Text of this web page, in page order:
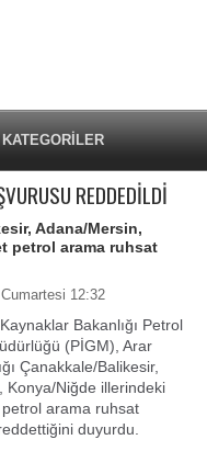
KATEGORİLER
REDDEDİLDİ
Adana/Mersin,
petrol arama ruhsat
12:32
Bakanlığı Petrol
(PİGM), Arar
Çanakkale/Balikesir,
Konya/Niğde illerindeki
arama ruhsat
duyurdu.